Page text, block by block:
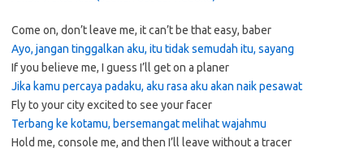
Come on, don’t leave me, it can’t be that easy, baber
Ayo, jangan tinggalkan aku, itu tidak semudah itu, sayang
If you believe me, I guess I’ll get on a planer
Jika kamu percaya padaku, aku rasa aku akan naik pesawat
Fly to your city excited to see your facer
Terbang ke kotamu, bersemangat melihat wajahmu
Hold me, console me, and then I’ll leave without a tracer